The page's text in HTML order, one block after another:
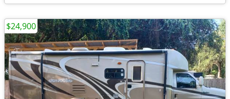
$24,900